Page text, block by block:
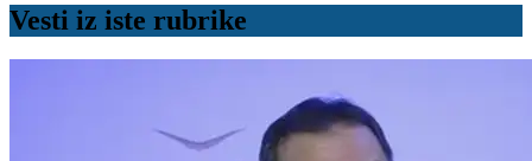
Vesti iz iste rubrike